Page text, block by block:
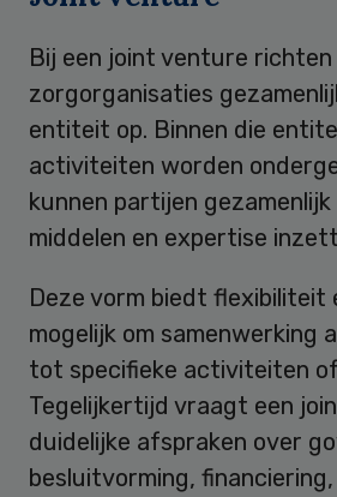
Bij een joint venture
zorgorganisaties
entiteit op. Binnen die
activiteiten worden
kunnen partijen gezamenlijk
middelen en expertise
Deze vorm biedt flexibiliteit
mogelijk om samenwerking
tot specifieke activiteiten of
Tegelijkertijd vraagt een
duidelijke afspraken over
besluitvorming,